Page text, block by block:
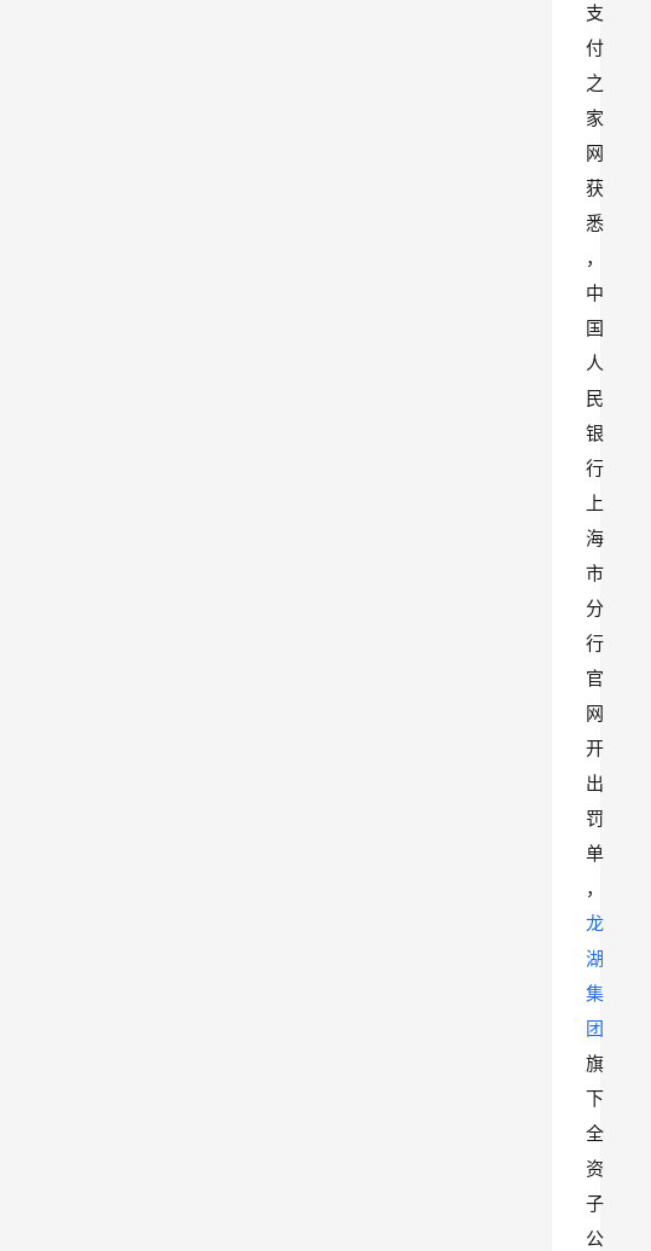
支
付
之
家
网
获
悉
，
中
国
人
民
银
行
上
海
市
分
行
官
网
开
出
罚
单
，
龙
湖
集
团
旗
下
全
资
子
公